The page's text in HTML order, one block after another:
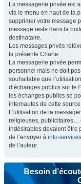
La messagerie privée est
via le menu en haut de la
supprimer votre message
message reste dans la
destinataire.
Les messages privés
la présente Charte.
La messagerie privée
personnel mais ne doit
souhaitable que
d’échanges publics sur le
les échanges publics se
internautes de cette
L’utilisation de la
religieuses, publicitaires…
indésirables devaient être
de l’envoyer à info-
de l’auteur.
Besoin